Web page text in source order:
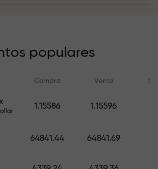
su cuenta.
sus pérdidas y
triplicar el beneficio
su capital está
veces mayor que su
populares
Compra Venta
1.15586 1.15596
64841.44 64841.69